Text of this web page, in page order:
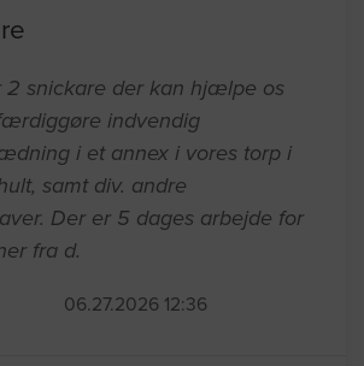
2 snickare der kan hjælpe os
indvendig
i et annex i vores torp i
samt div. andre
Der er 5 dages arbejde for
fra d.
06.27.2026 12:36